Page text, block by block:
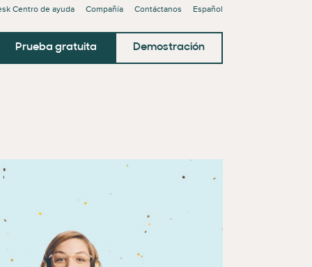
Centro de ayuda Compañía Contáctanos Español
Prueba gratuita Demostración